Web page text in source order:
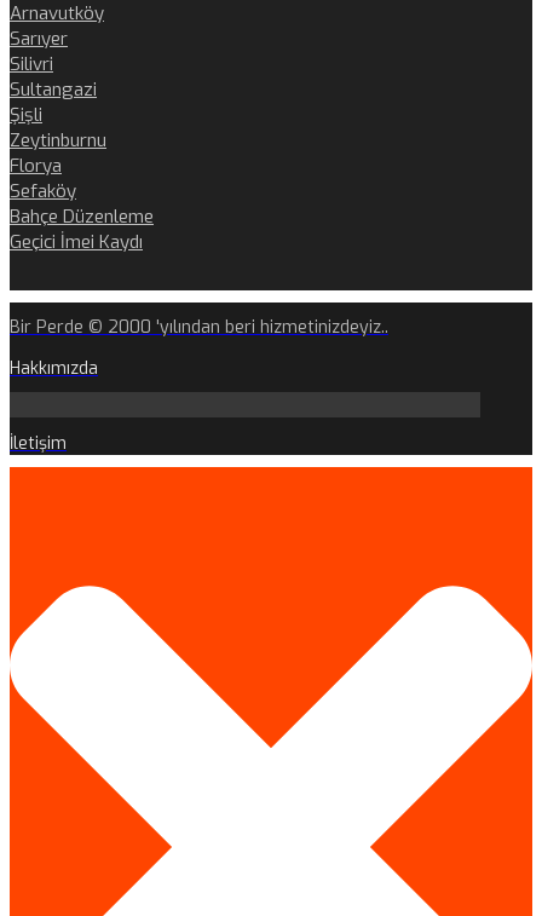
Arnavutköy
Sarıyer
Silivri
Sultangazi
Şişli
Zeytinburnu
Florya
Sefaköy
Bahçe Düzenleme
Geçici İmei Kaydı
Bir Perde © 2000 'yılından beri hizmetinizdeyiz..
Hakkımızda
İletişim